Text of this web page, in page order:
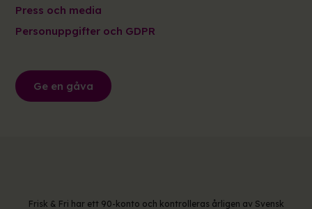
Press och media
Personuppgifter och GDPR
Ge en gåva
Frisk & Fri har ett 90-konto och kontrolleras årligen av Svensk